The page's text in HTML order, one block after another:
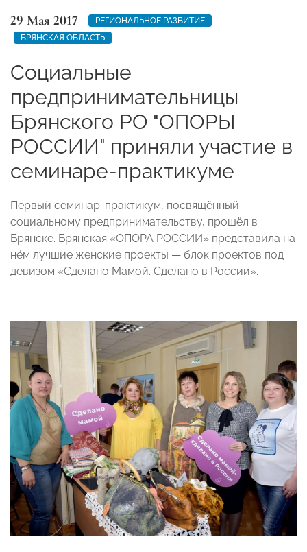
29 Мая 2017
РЕГИОНАЛЬНОЕ РАЗВИТИЕ
БРЯНСКАЯ ОБЛАСТЬ
Социальные
предпринимательницы
Брянского РО "ОПОРЫ
РОССИИ" приняли участие в
семинаре-практикуме
Первый семинар-практикум, посвящённый
социальному предпринимательству, прошёл в
Брянске. Брянская «ОПОРА РОССИИ» представила на
нём лучшие женские проекты — блок проектов под
девизом «Сделано Мамой. Сделано в России».